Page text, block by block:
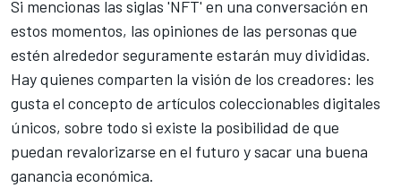
Si mencionas las siglas 'NFT' en una conversación en
estos momentos, las opiniones de las personas que
estén alrededor seguramente estarán muy divididas.
Hay quienes comparten la visión de los creadores: les
gusta el concepto de artículos coleccionables digitales
únicos, sobre todo si existe la posibilidad de que
puedan revalorizarse en el futuro y sacar una buena
ganancia económica.